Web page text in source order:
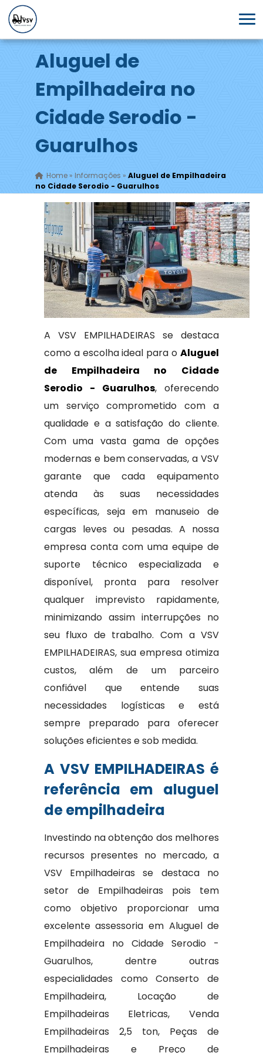
Aluguel de
Empilhadeira no
Cidade Serodio -
Guarulhos
Home» Informações » Aluguel de Empilhadeira
no Cidade Serodio - Guarulhos
A VSV EMPILHADEIRAS se destaca
como a escolha ideal para oAluguel
de Empilhadeira no Cidade
Serodio - Guarulhos, oferecendo
um serviço comprometido com a
qualidade e a satisfação do cliente.
Com uma vasta gama de opções
modernas e bem conservadas, a VSV
garante que cada equipamento
atenda às suas necessidades
específicas, seja em manuseio de
cargas leves ou pesadas. A nossa
empresa conta com uma equipe de
suporte técnico especializada e
disponível, pronta para resolver
qualquer imprevisto rapidamente,
minimizando assim interrupções no
seu fluxo de trabalho. Com a VSV
EMPILHADEIRAS, sua empresa otimiza
custos, além de um parceiro
confiável que entende suas
necessidades logísticas e está
sempre preparado para oferecer
soluções eficientes e sob medida.
A VSV EMPILHADEIRAS é
referência em aluguel
de empilhadeira
Investindo na obtenção dos melhores
recursos presentes no mercado, a
VSV Empilhadeiras se destaca no
setor de Empilhadeiras pois tem
como objetivo proporcionar uma
excelente assessoria em Aluguel de
Empilhadeira no Cidade Serodio -
Guarulhos, dentre outras
especialidades como Conserto de
Empilhadeira, Locação de
Empilhadeiras Eletricas, Venda
Empilhadeiras 2,5 ton, Peças de
Empilhadeiras e Preço de